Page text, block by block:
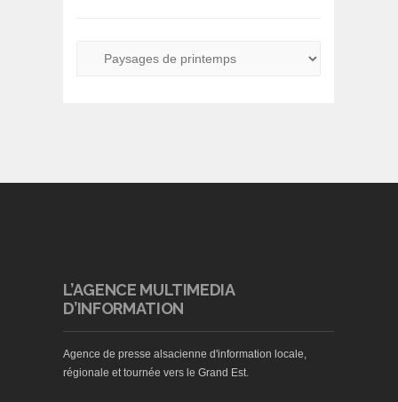
L’AGENCE MULTIMEDIA
D’INFORMATION
Agence de presse alsacienne d'information locale,
régionale et tournée vers le Grand Est.